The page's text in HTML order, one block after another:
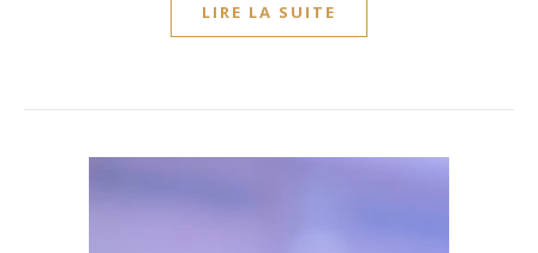
LIRE LA SUITE